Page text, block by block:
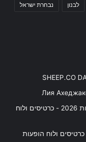
לבנון נבחרת ישראל
SHEEP.CO
Лия
משופן ועד AC/DC - מופע פסנתר לאור נרות 2026 - כרטיסים ולוח